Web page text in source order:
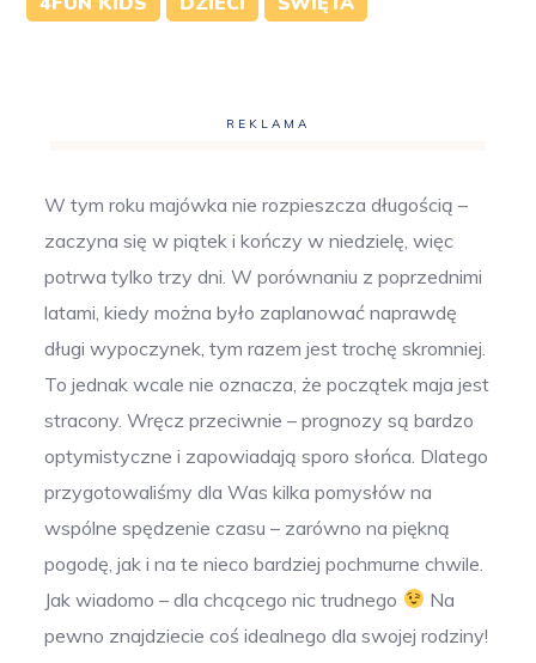
REKLAMA
W tym roku majówka nie rozpieszcza długością –
zaczyna się w piątek i kończy w niedzielę, więc
potrwa tylko trzy dni. W porównaniu z poprzednimi
latami, kiedy można było zaplanować naprawdę
długi wypoczynek, tym razem jest trochę skromniej.
To jednak wcale nie oznacza, że początek maja jest
stracony. Wręcz przeciwnie – prognozy są bardzo
optymistyczne i zapowiadają sporo słońca. Dlatego
przygotowaliśmy dla Was kilka pomysłów na
wspólne spędzenie czasu – zarówno na piękną
pogodę, jak i na te nieco bardziej pochmurne chwile.
Jak wiadomo – dla chcącego nic trudnego
Na
pewno znajdziecie coś idealnego dla swojej rodziny!